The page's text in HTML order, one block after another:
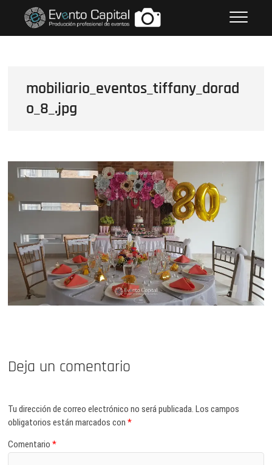
contenido
FOTOS GRUPO EMPRESARIAL
mobiliario_eventos_tiffany_dorad
o_8_.jpg
Deja un comentario
Tu dirección de correo electrónico no será publicada. Los campos
obligatorios están marcados con*
Comentario*